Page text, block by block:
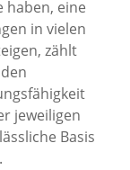
haben, eine
in vielen
zählt
jeweiligen
Basis